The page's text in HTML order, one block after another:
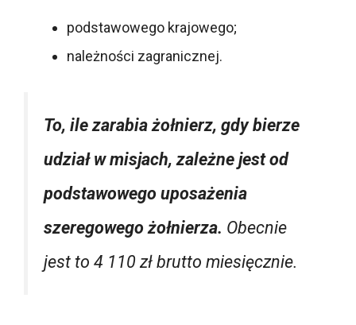
podstawowego krajowego;
należności zagranicznej.
To, ile zarabia żołnierz, gdy bierze
udział w misjach, zależne jest od
podstawowego uposażenia
szeregowego żołnierza. Obecnie
jest to 4 110 zł brutto miesięcznie.